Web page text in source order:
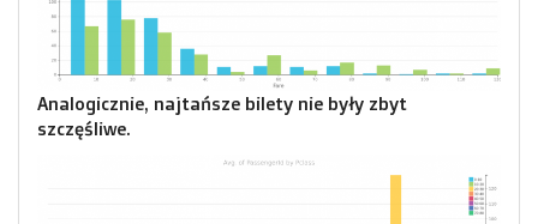
Analogicznie, najtańsze bilety nie były zbyt
szczęśliwe.